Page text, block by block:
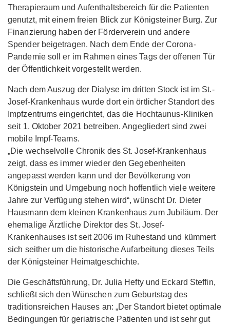
Therapieraum und Aufenthaltsbereich für die Patienten
genutzt, mit einem freien Blick zur Königsteiner Burg. Zur
Finanzierung haben der Förderverein und andere
Spender beigetragen. Nach dem Ende der Corona-
Pandemie soll er im Rahmen eines Tags der offenen Tür
der Öffentlichkeit vorgestellt werden.
Nach dem Auszug der Dialyse im dritten Stock ist im St.-
Josef-Krankenhaus wurde dort ein örtlicher Standort des
Impfzentrums eingerichtet, das die Hochtaunus-Kliniken
seit 1. Oktober 2021 betreiben. Angegliedert sind zwei
mobile Impf-Teams.
„Die wechselvolle Chronik des St. Josef-Krankenhaus
zeigt, dass es immer wieder den Gegebenheiten
angepasst werden kann und der Bevölkerung von
Königstein und Umgebung noch hoffentlich viele weitere
Jahre zur Verfügung stehen wird“, wünscht Dr. Dieter
Hausmann dem kleinen Krankenhaus zum Jubiläum. Der
ehemalige Ärztliche Direktor des St. Josef-
Krankenhauses ist seit 2006 im Ruhestand und kümmert
sich seither um die historische Aufarbeitung dieses Teils
der Königsteiner Heimatgeschichte.
Die Geschäftsführung, Dr. Julia Hefty und Eckard Steffin,
schließt sich den Wünschen zum Geburtstag des
traditionsreichen Hauses an: „Der Standort bietet optimale
Bedingungen für geriatrische Patienten und ist sehr gut